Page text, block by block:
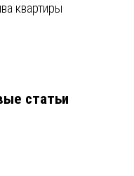
квартиры
статьи